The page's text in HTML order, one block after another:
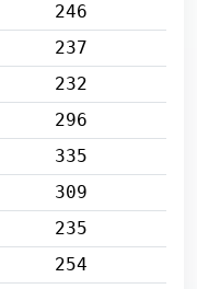
246
237
232
296
335
309
235
254